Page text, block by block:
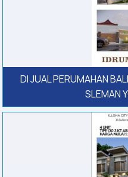
DI JUAL PERUMAHAN
SLEMAN